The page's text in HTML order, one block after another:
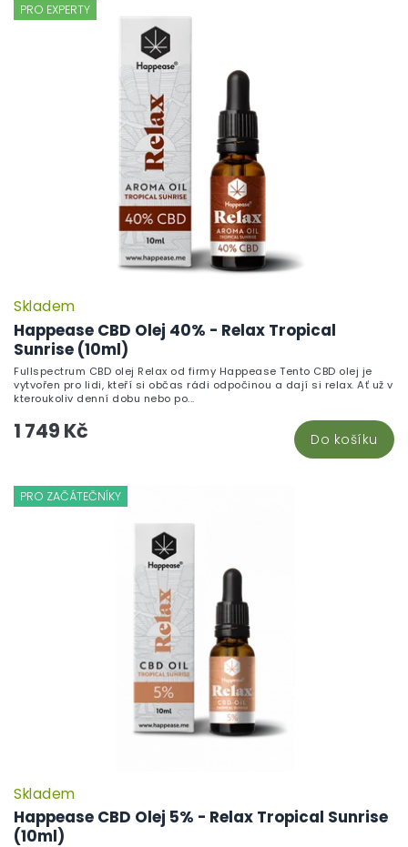
PRO EXPERTY
Happease CBD Olej 40% - Relax Tropical
Sunrise (10ml)
Skladem
1 749 Kč Do košíku
Fullspectrum CBD olej Relax od firmy Happease Tento CBD olej je
vytvořen pro lidi, kteří si občas rádi odpočinou a dají si relax. Ať už v
kteroukoliv denní dobu nebo po...
PRO ZAČÁTEČNÍKY
Happease CBD Olej 5% - Relax Tropical Sunrise
(10ml)
Skladem